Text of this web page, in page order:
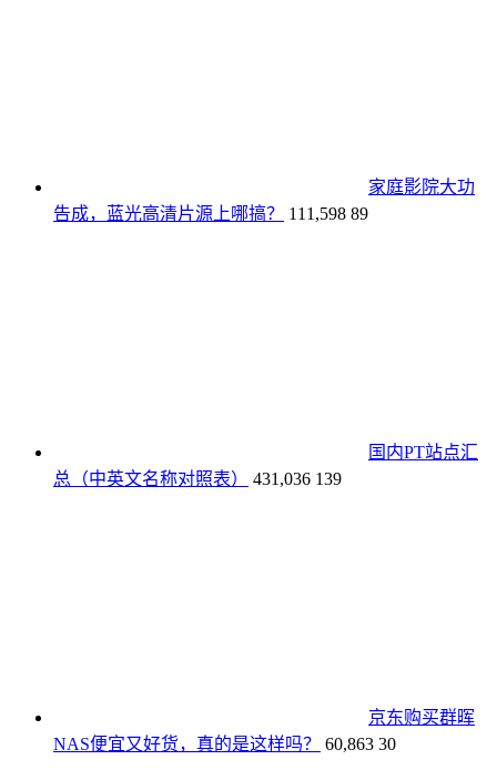
家庭影院大功
告成，蓝光高清片源上哪搞？
111,598 89
国内PT站点汇
总（中英文名称对照表）
431,036 139
京东购买群晖
NAS便宜又好货，真的是这样吗？
60,863 30